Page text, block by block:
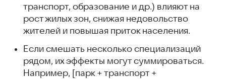
транспорт, образование и др.) влияют на
рост жилых зон, снижая недовольство
жителей и повышая приток населения.
Если смешать несколько специализаций
рядом, их эффекты могут суммироваться.
Например, [парк + транспорт +